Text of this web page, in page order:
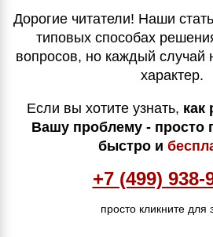
Дорогие читатели! Наши
типовых способах
вопросов, но каждый случай
характер.
Если вы хотите узнать, как
Вашу проблему - просто
быстро и
+7 (499) 938-
просто кликните для